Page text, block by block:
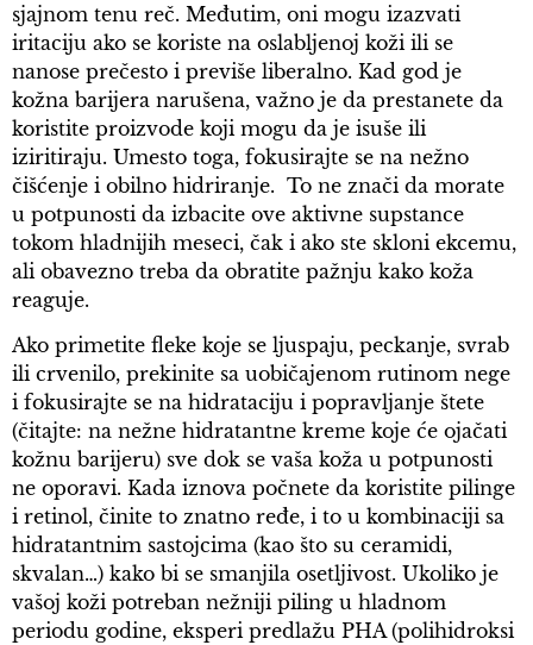
sjajnom tenu reč. Međutim, oni mogu izazvati
iritaciju ako se koriste na oslabljenoj koži ili se
nanose prečesto i previše liberalno. Kad god je
kožna barijera narušena, važno je da prestanete da
koristite proizvode koji mogu da je isuše ili
iziritiraju. Umesto toga, fokusirajte se na nežno
čišćenje i obilno hidriranje. To ne znači da morate
u potpunosti da izbacite ove aktivne supstance
tokom hladnijih meseci, čak i ako ste skloni ekcemu,
ali obavezno treba da obratite pažnju kako koža
reaguje.
Ako primetite fleke koje se ljuspaju, peckanje, svrab
ili crvenilo, prekinite sa uobičajenom rutinom nege
i fokusirajte se na hidrataciju i popravljanje štete
(čitajte: na nežne hidratantne kreme koje će ojačati
kožnu barijeru) sve dok se vaša koža u potpunosti
ne oporavi. Kada iznova počnete da koristite pilinge
i retinol, činite to znatno ređe, i to u kombinaciji sa
hidratantnim sastojcima (kao što su ceramidi,
skvalan…) kako bi se smanjila osetljivost. Ukoliko je
vašoj koži potreban nežniji piling u hladnom
periodu godine, eksperi predlažu PHA (polihidroksi